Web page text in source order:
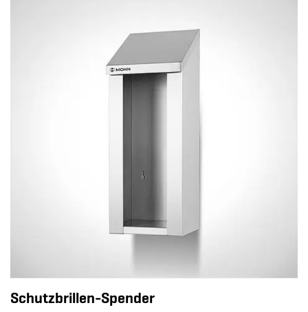
Schutzbrillen-Spender